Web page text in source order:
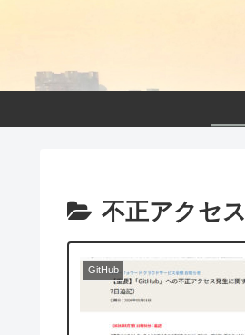
不正アクセス
GitHub